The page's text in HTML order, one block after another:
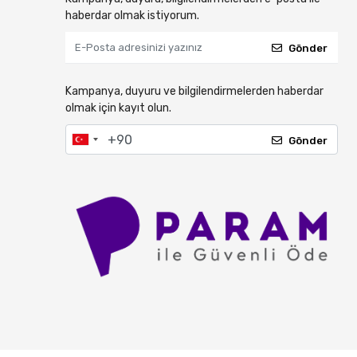
haberdar olmak istiyorum.
Gönder
Kampanya, duyuru ve bilgilendirmelerden haberdar
olmak için kayıt olun.
Gönder